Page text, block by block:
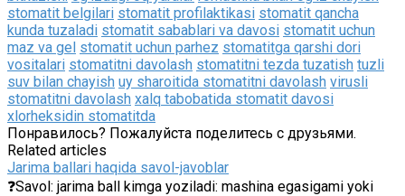
stomatit belgilari stomatit profilaktikasi stomatit qancha
kunda tuzaladi stomatit sabablari va davosi stomatit uchun
maz va gel stomatit uchun parhez stomatitga qarshi dori
vositalari stomatitni davolash stomatitni tezda tuzatish tuzli
suv bilan chayish uy sharoitida stomatitni davolash virusli
stomatitni davolash xalq tabobatida stomatit davosi
xlorheksidin stomatitda
Понравилось? Пожалуйста поделитесь с друзьями.
Related articles
Jarima ballari haqida savol-javoblar
❓Savol: jarima ball kimga yoziladi: mashina egasigami yoki